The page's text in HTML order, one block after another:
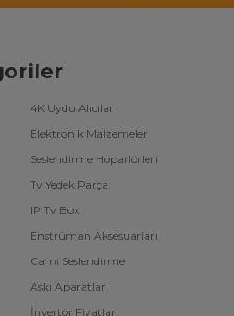
4K Uydu Alıcılar
Elektronik Malzemeler
Seslendirme Hoparlörleri
Tv Yedek Parça
IP Tv Box
Enstrüman Aksesuarları
Cami Seslendirme
Askı Aparatları
İnvertör Fiyatları